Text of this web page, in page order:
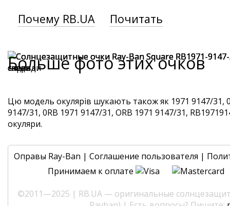
Почему RB.UA Почитать
Больше фото этих очков
Цю модель окулярів шукають також як 1971 9147/31,
9147/31, 0RB 1971 9147/31, ORB 1971 9147/31,
окуляри.
Оправы Ray-Ban | Соглашение пользователя |
Принимаем к оплате
©2011—2025 | RB.UA — оригинальные